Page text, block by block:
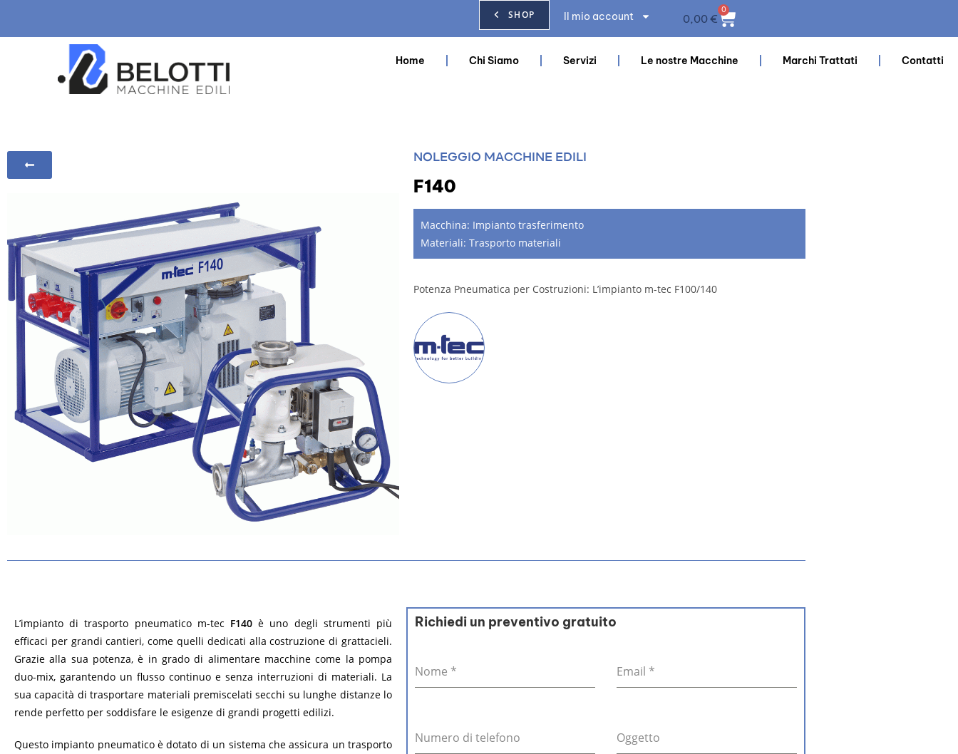
SHOP Il mio account 0,00€
0
Home Chi Siamo Servizi Le nostre Macchine Marchi Trattati Contatti
NOLEGGIO MACCHINE EDILI
F140
Macchina: Impianto trasferimento
Materiali: Trasporto materiali
Potenza Pneumatica per Costruzioni: L’impianto m-tec F100/140
L’impianto di trasporto pneumatico m-tec F140 è uno degli strumenti più
efficaci per grandi cantieri, come quelli dedicati alla costruzione di grattacieli.
Grazie alla sua potenza, è in grado di alimentare macchine come la pompa
duo-mix, garantendo un flusso continuo e senza interruzioni di materiali. La
sua capacità di trasportare materiali premiscelati secchi su lunghe distanze lo
rende perfetto per soddisfare le esigenze di grandi progetti edilizi.
Questo impianto pneumatico è dotato di un sistema che assicura un trasporto
Richiedi un preventivo gratuito
Nome * Email *
Numero di telefono Oggetto